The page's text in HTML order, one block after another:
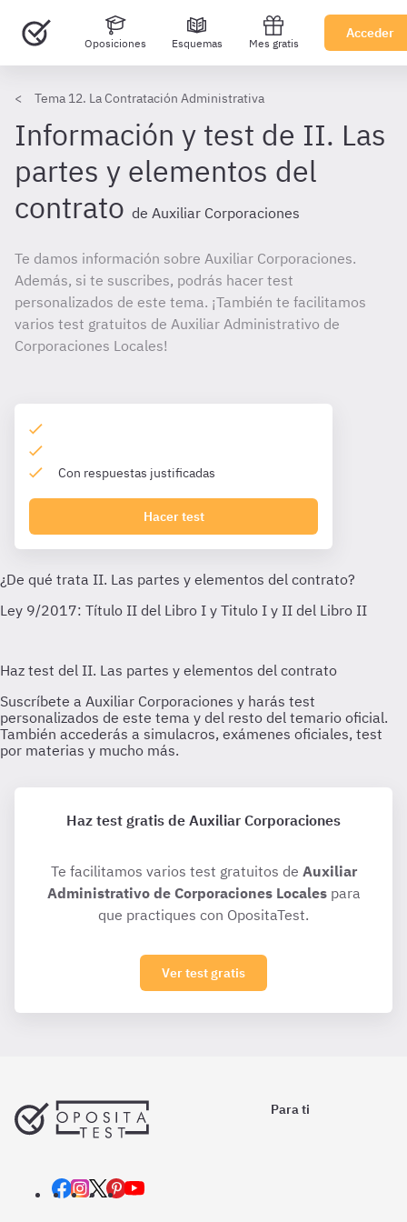
Oposiciones Esquemas Mes gratis
Acceder
Tema 12. La Contratación Administrativa
Información y test de II. Las
partes y elementos del
contrato de Auxiliar Corporaciones
Te damos información sobre Auxiliar Corporaciones.
Además, si te suscribes, podrás hacer test
personalizados de este tema. ¡También te facilitamos
varios test gratuitos de Auxiliar Administrativo de
Corporaciones Locales!
Con respuestas justificadas
Hacer test
Haz test gratis de Auxiliar Corporaciones
Te facilitamos varios test gratuitos de Auxiliar
Administrativo de Corporaciones Localespara
que practiques con OpositaTest.
Ver test gratis
Para ti